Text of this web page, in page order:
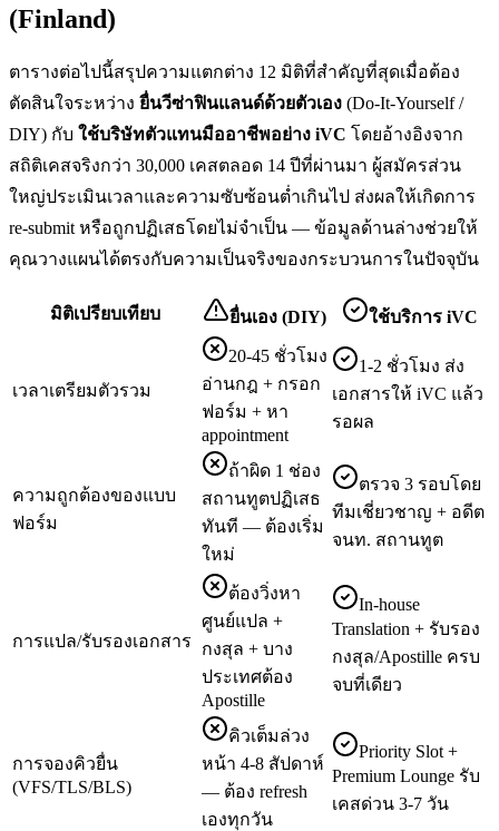
(Finland)
ตารางต่อไปนี้สรุปความแตกต่าง 12 มิติที่สำคัญที่สุดเมื่อต้อง
ตัดสินใจระหว่าง ยื่นวีซ่าฟินแลนด์ด้วยตัวเอง (Do-It-Yourself /
DIY) กับ ใช้บริษัทตัวแทนมืออาชีพอย่าง iVC โดยอ้างอิงจาก
สถิติเคสจริงกว่า 30,000 เคสตลอด 14 ปีที่ผ่านมา ผู้สมัครส่วน
ใหญ่ประเมินเวลาและความซับซ้อนต่ำเกินไป ส่งผลให้เกิดการ
re-submit หรือถูกปฏิเสธโดยไม่จำเป็น — ข้อมูลด้านล่างช่วยให้
คุณวางแผนได้ตรงกับความเป็นจริงของกระบวนการในปัจจุบัน
มิติเปรียบเทียบ ยื่นเอง (DIY) ใช้บริการ iVC
เวลาเตรียมตัวรวม
20-45 ชั่วโมง
อ่านกฎ + กรอก
ฟอร์ม + หา
appointment
1-2 ชั่วโมง ส่ง
เอกสารให้ iVC แล้ว
รอผล
ความถูกต้องของแบบ
ฟอร์ม
ถ้าผิด 1 ช่อง
สถานทูตปฏิเสธ
ทันที — ต้องเริ่ม
ใหม่
ตรวจ 3 รอบโดย
ทีมเชี่ยวชาญ + อดีต
จนท. สถานทูต
การแปล/รับรองเอกสาร
ต้องวิ่งหา
ศูนย์แปล +
กงสุล + บาง
ประเทศต้อง
Apostille
In-house
Translation + รับรอง
กงสุล/Apostille ครบ
จบที่เดียว
การจองคิวยื่น
(VFS/TLS/BLS)
คิวเต็มล่วง
หน้า 4-8 สัปดาห์
— ต้อง refresh
เองทุกวัน
Priority Slot +
Premium Lounge รับ
เคสด่วน 3-7 วัน